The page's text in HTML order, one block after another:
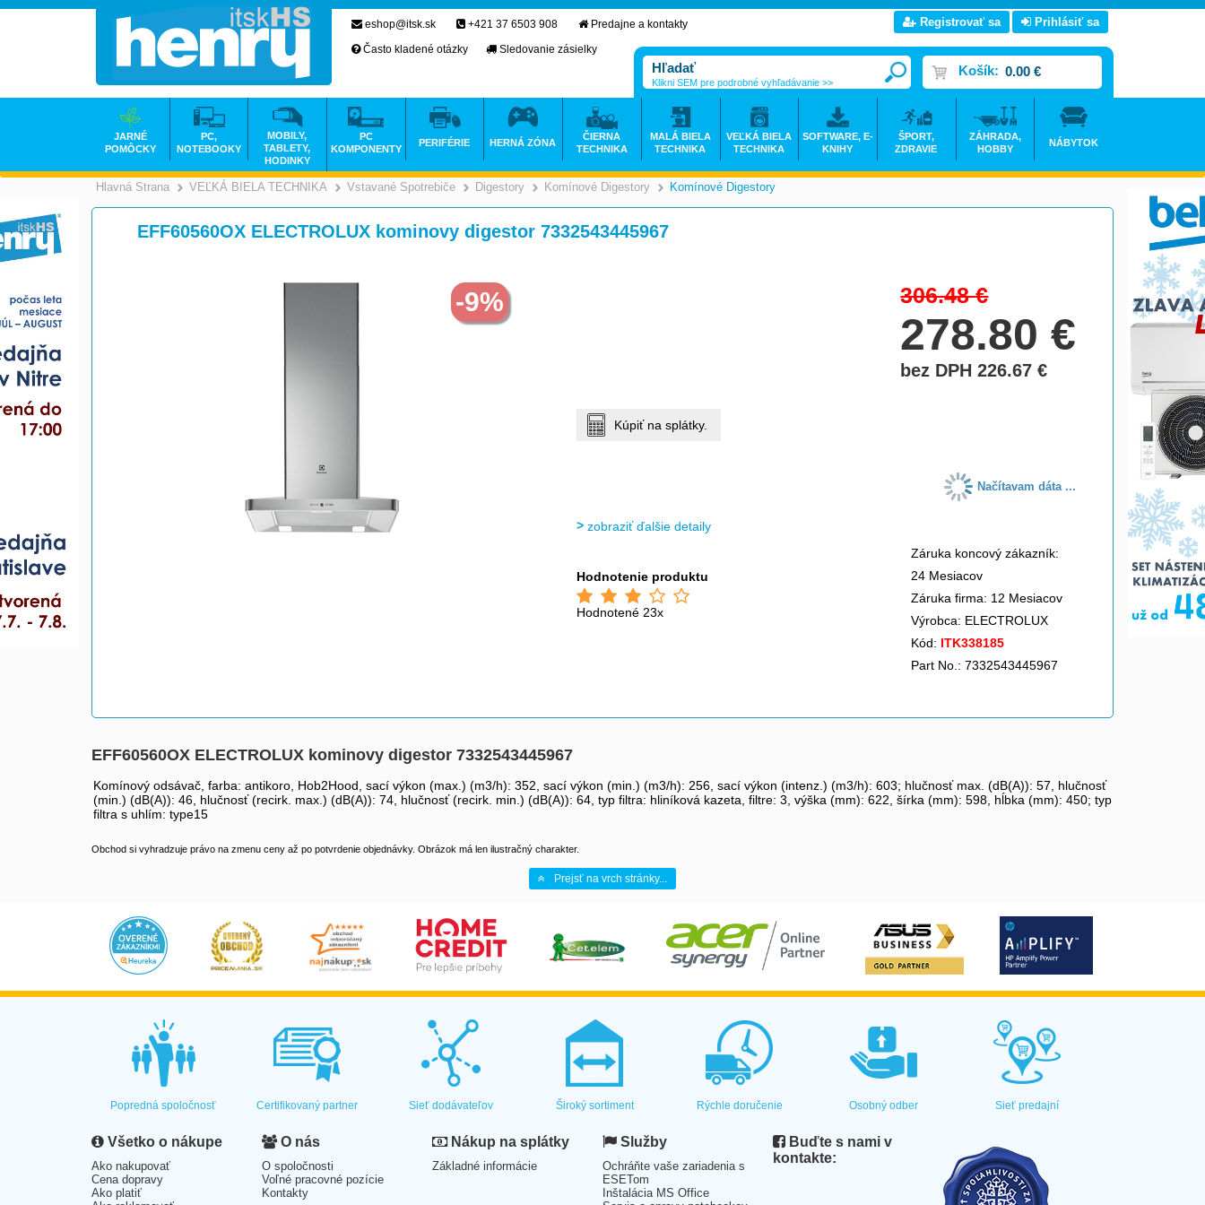
Hlavná Strana >
VEĽKÁ BIELA TECHNIKA >
Vstavané Spotrebiče >
Digestory >
Komínové Digestory > Komínové Digestory
EFF60560OX ELECTROLUX kominovy digestor 7332543445967
-9% 306.48€
278.80€
bez DPH 226.67€
Kúpiť na splátky.
Načítavam dáta ...
zobraziť ďalšie detaily
Hodnotenie produktu
Hodnotené 23x
Záruka koncový zákazník:
24 Mesiacov
Záruka firma: 12 Mesiacov
Výrobca: ELECTROLUX
Kód: ITK338185
Part No.: 7332543445967
EFF60560OX ELECTROLUX kominovy digestor 7332543445967
Komínový odsávač, farba: antikoro, Hob2Hood, sací výkon (max.) (m3/h): 352, sací výkon (min.) (m3/h): 256, sací výkon (intenz.) (m3/h): 603; hlučnosť max. (dB(A)): 57, hlučnosť
(min.) (dB(A)): 46, hlučnosť (recirk. max.) (dB(A)): 74, hlučnosť (recirk. min.) (dB(A)): 64, typ filtra: hliníková kazeta, filtre: 3, výška (mm): 622, šírka (mm): 598, hĺbka (mm): 450; typ
filtra s uhlím: type15
Obchod si vyhradzuje právo na zmenu ceny až po potvrdenie objednávky. Obrázok má len ilustračný charakter.
Prejsť na vrch stránky...
eshop@itsk.sk +421 37 6503 908
Predajne a kontakty
Často kladené otázky
Sledovanie zásielky
Registrovať sa Prihlásiť sa
Košík: 0.00 €
Klikni SEM pre podrobné vyhľadávanie >>
JARNÉ
POMÔCKY
PC,
NOTEBOOKY
MOBILY,
TABLETY,
HODINKY
PC
KOMPONENTY
PERIFÉRIE HERNÁ ZÓNA
ČIERNA
TECHNIKA
MALÁ BIELA
TECHNIKA
VEĽKÁ BIELA
TECHNIKA
SOFTWARE, E-
KNIHY
ŠPORT,
ZDRAVIE
ZÁHRADA,
HOBBY
NÁBYTOK
Popredná spoločnosť Certifikovaný partner Sieť dodávateľov Široký sortiment Rýchle doručenie Osobný odber Sieť predajní
Všetko o nákupe
Ako nakupovať
Cena dopravy
Ako platiť
O nás
O spoločnosti
Voľné pracovné pozície
Kontakty
Nákup na splátky
Základné informácie
Služby
Ochráňte vaše zariadenia s
ESETom
Inštalácia MS Office
Buďte s nami v
kontakte: